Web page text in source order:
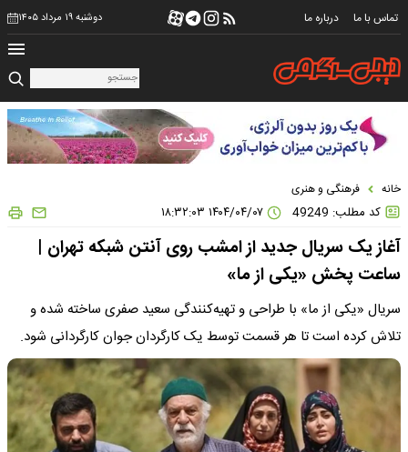
تماس با ما درباره ما دوشنبه ۱۹ مرداد ۱۴۰۵
خانه فرهنگی و هنری
کد مطلب: 49249
آغاز یک سریال جدید از امشب روی آنتن شبکه تهران |
ساعت پخش «یکی از ما»
سریال «یکی از ما» با طراحی و تهیه‌کنندگی سعید صفری ساخته شده و
تلاش کرده است تا هر قسمت توسط یک کارگردان جوان کارگردانی شود.